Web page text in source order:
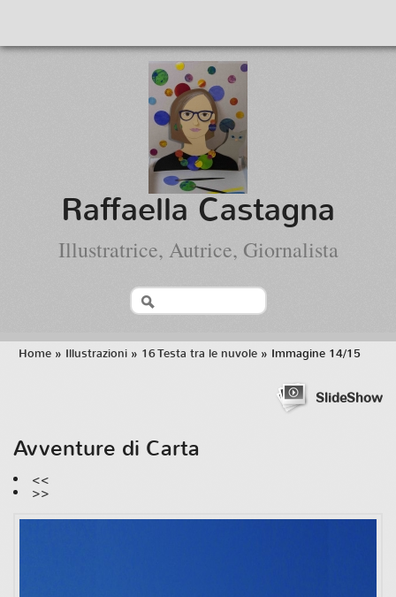
Raffaella Castagna
Illustratrice, Autrice, Giornalista
Home » Illustrazioni » 16 Testa tra le nuvole » Immagine 14/15
SlideShow
Avventure di Carta
<<
>>